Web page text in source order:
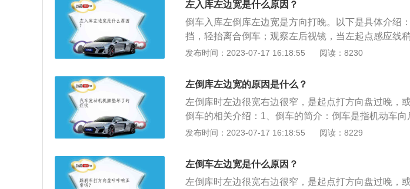
左入库左边宽是什么原因？
倒车入库左倒库左边宽是方向打晚。以下是具体介绍
挡，轻抬离合倒车；观察左后视镜，当左起点感应线
左打死；如果车后轮距离右库角差不多30厘米，则不
距离；注意观察后视镜，当车身与库边线平行时快速
镜，当后视镜下沿与黄线重合时停车即可。2、倒车入
3年后考取小型汽车驾照必须进行的一个项目。考察
力。是驾驶员考试中的一个考核点。即在运动中操纵
倒车入库在考试时有时间限制。
发布时间：2023-07-17 16:18:55 阅读：8230
左倒库左边宽的原因是什么？
左倒库时左边很宽右边很窄，是起点打方向盘过晚，
倒车的相关介绍：1、倒车的简介：倒车是指机动车
在出行时中途“倒车”，即由一辆车换乘另一辆车。倒车
老手倒车，这都是必须要注意的一点。不仅不能踩着
车，特别是新手倒车时要用比怠速更慢的速度行驶才行
发布时间：2023-07-17 16:18:55 阅读：8229
左倒车左边宽是什么原因？
左倒库时左边很宽右边很窄，是起点打方向盘过晚，